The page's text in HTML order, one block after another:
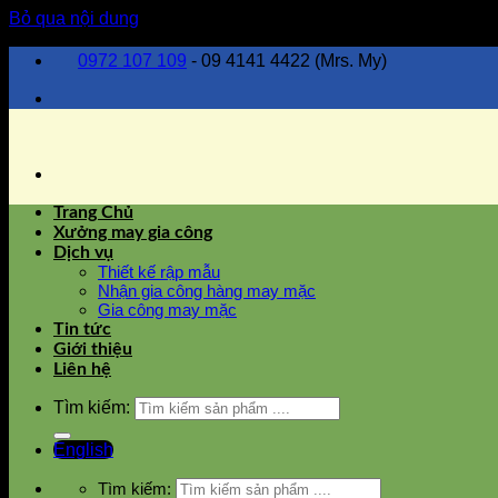
Bỏ qua nội dung
0972 107 109 - 09 4141 4422 (Mrs. My)
Trang Chủ
Xưởng may gia công
Dịch vụ
Thiết kế rập mẫu
Nhận gia công hàng may mặc
Gia công may mặc
Tin tức
Giới thiệu
Liên hệ
Tìm kiếm:
English
Tìm kiếm: